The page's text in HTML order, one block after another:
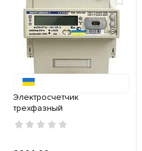
Электросчетчик
трехфазный
многотарифный CE 303-U A
R33 146 JAZ 230В (5-100А)